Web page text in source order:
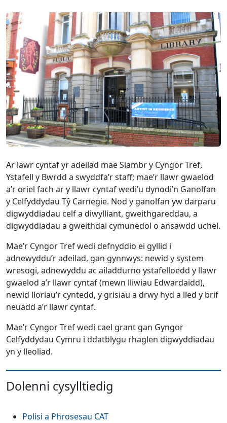
Ar lawr cyntaf yr adeilad mae Siambr y Cyngor Tref,
Ystafell y Bwrdd a swyddfa’r staff; mae’r llawr gwaelod
a’r oriel fach ar y llawr cyntaf wedi’u dynodi’n Ganolfan
y Celfyddydau Tŷ Carnegie. Nod y ganolfan yw darparu
digwyddiadau celf a diwylliant, gweithgareddau, a
digwyddiadau a gweithdai cymunedol o ansawdd uchel.
Mae’r Cyngor Tref wedi defnyddio ei gyllid i
adnewyddu’r adeilad, gan gynnwys: newid y system
wresogi, adnewyddu ac ailaddurno ystafelloedd y llawr
gwaelod a’r llawr cyntaf (mewn lliwiau Edwardaidd),
newid lloriau’r cyntedd, y grisiau a drwy hyd a lled y brif
neuadd a’r llawr cyntaf.
Mae’r Cyngor Tref wedi cael grant gan Gyngor
Celfyddydau Cymru i ddatblygu rhaglen digwyddiadau
yn y lleoliad.
Dolenni cysylltiedig
Polisi a Phrosesau CAT